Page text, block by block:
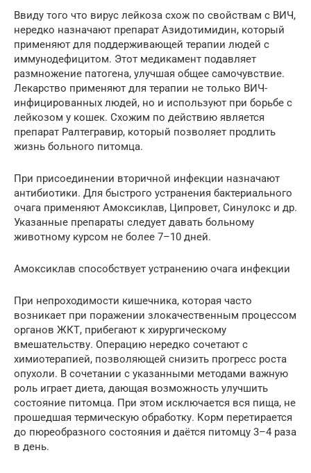
Ввиду того что вирус лейкоза схож по свойствам с ВИЧ,
нередко назначают препарат Азидотимидин, который
применяют для поддерживающей терапии людей с
иммунодефицитом. Этот медикамент подавляет
размножение патогена, улучшая общее самочувствие.
Лекарство применяют для терапии не только ВИЧ-
инфицированных людей, но и используют при борьбе с
лейкозом у кошек. Схожим по действию является
препарат Ралтегравир, который позволяет продлить
жизнь больного питомца.
При присоединении вторичной инфекции назначают
антибиотики. Для быстрого устранения бактериального
очага применяют Амоксиклав, Ципровет, Синулокс и др.
Указанные препараты следует давать больному
животному курсом не более 7–10 дней.
Амоксиклав способствует устранению очага инфекции
При непроходимости кишечника, которая часто
возникает при поражении злокачественным процессом
органов ЖКТ, прибегают к хирургическому
вмешательству. Операцию нередко сочетают с
химиотерапией, позволяющей снизить прогресс роста
опухоли. В сочетании с указанными методами важную
роль играет диета, дающая возможность улучшить
состояние питомца. При этом исключается вся пища, не
прошедшая термическую обработку. Корм перетирается
до пюреобразного состояния и даётся питомцу 3–4 раза
в день.